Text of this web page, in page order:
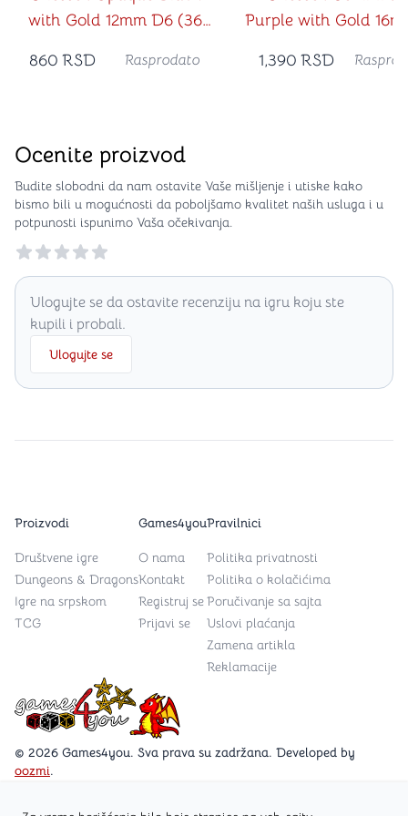
with Gold 12mm D6 (36
860 RSD Rasprodato
Purple with Gold
1,390 RSD
Ocenite proizvod
Budite slobodni da nam ostavite Vaše mišljenje i utiske kako
bismo bili u mogućnosti da poboljšamo kvalitet naših usluga i u
potpunosti ispunimo Vaša očekivanja.
Reviews
Ulogujte se da ostavite recenziju na igru koju ste
kupili i probali.
Ulogujte se
Games4you logo
© 2026 Games4you. Sva prava su zadržana. Developed by
oozmi.
Proizvodi
Društvene igre
Dungeons & Dragons
Igre na srpskom
TCG
Games4you
O nama
Kontakt
Registruj se
Prijavi se
Pravilnici
Politika privatnosti
Politika o kolačićima
Poručivanje sa sajta
Uslovi plaćanja
Zamena artikla
Reklamacije